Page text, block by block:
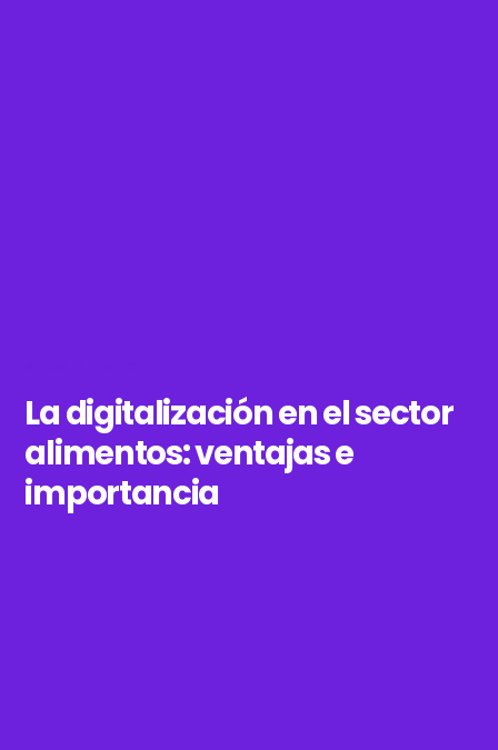
La digitalización en el sector
alimentos: ventajas e
importancia